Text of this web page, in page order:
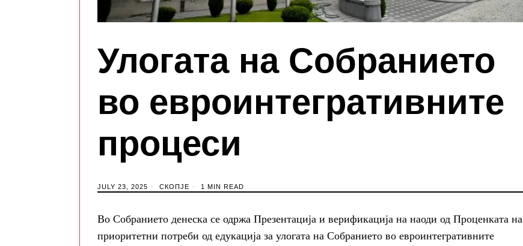
Улогата на Собранието
во евроинтегративните
процеси
JULY 23, 2025 СКОПЈЕ 1 MIN READ
Во Собранието денеска се одржа Презентација и верификација на наоди од Проценката на
приоритетни потреби од едукација за улогата на Собранието во евроинтегративните